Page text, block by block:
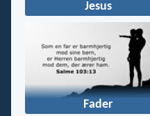
Jesus
Fader